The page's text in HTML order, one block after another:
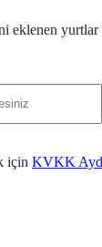
eklenen yurtlar
için KVKK